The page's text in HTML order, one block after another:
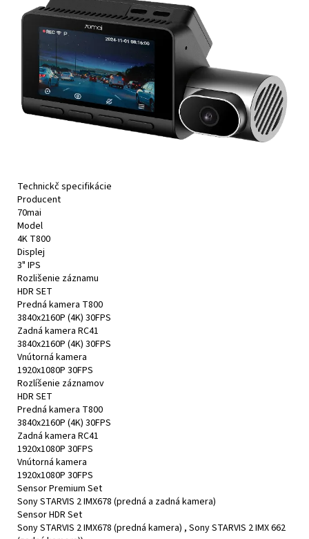
Technickč specifikácie
Producent
70mai
Model
4K T800
Displej
3" IPS
Rozlišenie záznamu
HDR SET
Predná kamera T800
3840x2160P (4K) 30FPS
Zadná kamera RC41
3840x2160P (4K) 30FPS
Vnútorná kamera
1920x1080P 30FPS
Rozlíšenie záznamov
HDR SET
Predná kamera T800
3840x2160P (4K) 30FPS
Zadná kamera RC41
1920x1080P 30FPS
Vnútorná kamera
1920x1080P 30FPS
Sensor Premium Set
Sony STARVIS 2 IMX678 (predná a zadná kamera)
Sensor HDR Set
Sony STARVIS 2 IMX678 (predná kamera) , Sony STARVIS 2 IMX 662